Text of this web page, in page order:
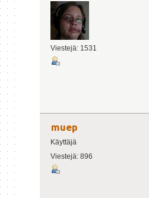
Viestejä: 1531
muep
Käyttäjä
Viestejä: 896